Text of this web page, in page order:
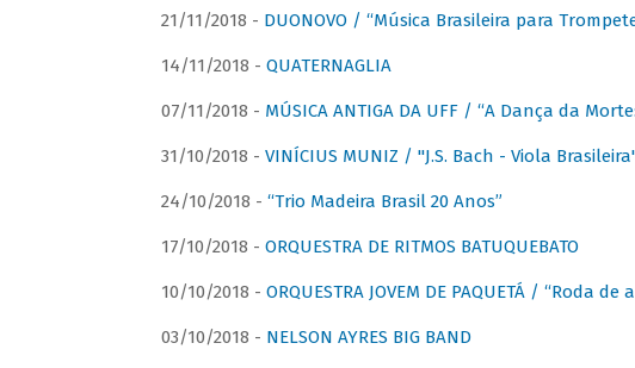
21/11/2018 - DUONOVO / “Música Brasileira para
14/11/2018 - QUATERNAGLIA
07/11/2018 - MÚSICA ANTIGA DA UFF / “A Dança da
31/10/2018 - VINÍCIUS MUNIZ / "J.S. Bach - Viola
24/10/2018 - “Trio Madeira Brasil 20 Anos”
17/10/2018 - ORQUESTRA DE RITMOS BATUQUEBATO
10/10/2018 - ORQUESTRA JOVEM DE PAQUETÁ / “Roda de
03/10/2018 - NELSON AYRES BIG BAND